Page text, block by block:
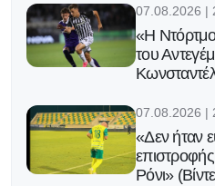
07.08.2026 |
«Η
του
07.08.2026 |
«Δεν ήταν
Ρόνι»